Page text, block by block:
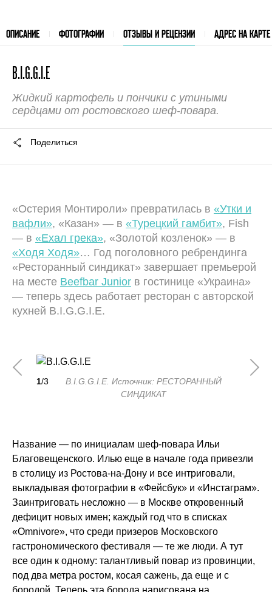
ОПИСАНИЕ ФОТОГРАФИИ ОТЗЫВЫ И РЕЦЕНЗИИ АДРЕС НА КАРТЕ
B.I.G.G.I.E
Жидкий картофель и пончики с утиными
сердцами от ростовского шеф-повара.
Поделиться
«Остерия Монтироли» превратилась в «Утки и
вафли», «Казан» — в «Турецкий гамбит», Fish
— в «Ехал грека», «Золотой козленок» — в
«Ходя Ходя»… Год поголовного ребрендинга
«Ресторанный синдикат» завершает премьерой
на месте Beefbar Junior в гостинице «Украина»
— теперь здесь работает ресторан с авторской
кухней B.I.G.G.I.E.
1/3
B.I.G.G.I.E. Источник: РЕСТОРАННЫЙ
СИНДИКАТ
Название — по инициалам шеф-повара Ильи
Благовещенского. Илью еще в начале года привезли
в столицу из Ростова-на-Дону и все интриговали,
выкладывая фотографии в «Фейсбук» и «Инстаграм».
Заинтриговать несложно — в Москве откровенный
дефицит новых имен; каждый год что в списках
«Omnivore», что среди призеров Московского
гастрономического фестиваля — те же люди. А тут
все один к одному: талантливый повар из провинции,
под два метра ростом, косая сажень, да еще и с
бородой. Теперь эта борода нарисована на